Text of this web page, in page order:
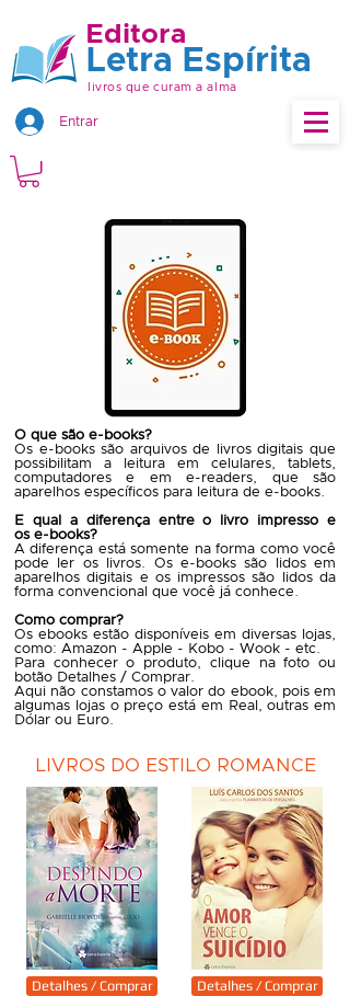
Entrar
livros que curam a alma
Editora
Letra Espírita
O que são e-books?
Os e-books são arquivos de livros digitais que
possibilitam a leitura em celulares, tablets,
computadores e em e-readers, que são
aparelhos específicos para leitura de e-books.
E qual a diferença entre o livro impresso e
os e-books?
A diferença está somente na forma como você
pode ler os livros. Os e-books são lidos em
aparelhos digitais e os impressos são lidos da
forma convencional que você já conhece.
Como comprar?
Os ebooks estão disponíveis em diversas lojas,
como: Amazon - Apple - Kobo - Wook - etc.
Para conhecer o produto, clique na foto ou
botão Detalhes / Comprar.
Aqui não constamos o valor do ebook, pois em
algumas lojas o preço está em Real, outras em
Dólar ou Euro.
LIVROS DO ESTILO ROMANCE
Detalhes / Comprar Detalhes / Comprar